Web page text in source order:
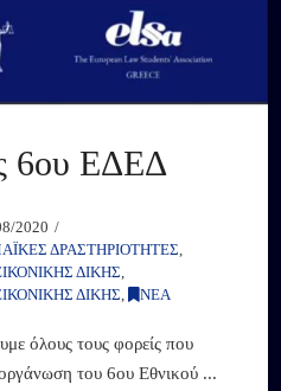
6ου ΕΔΕΔ
2020
ΔΡΑΣΤΗΡΙΟΤΗΤΕΣ,
ΔΙΚΗΣ,
ΔΙΚΗΣ, ΝΕΑ
όλους τους φορείς που
του 6ου Εθνικού ...